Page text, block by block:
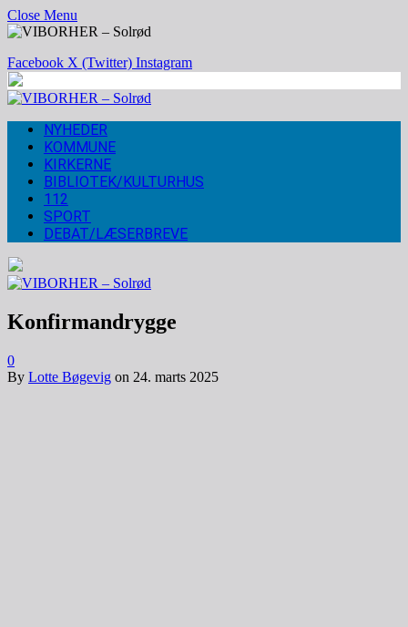
Close Menu
Facebook X (Twitter) Instagram
NYHEDER
KOMMUNE
KIRKERNE
BIBLIOTEK/KULTURHUS
112
SPORT
DEBAT/LÆSERBREVE
Konfirmandrygge
0
By Lotte Bøgevig on 24. marts 2025